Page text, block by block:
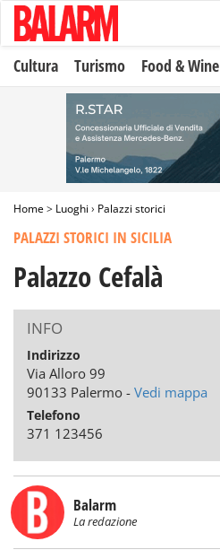
Cultura Turismo Food & Wine
Home> Luoghi › Palazzi storici
PALAZZI STORICI IN SICILIA
Palazzo Cefalà
INFO
Indirizzo
Via Alloro 99
90133 Palermo - Vedi mappa
Telefono
371 123456
Balarm
La redazione